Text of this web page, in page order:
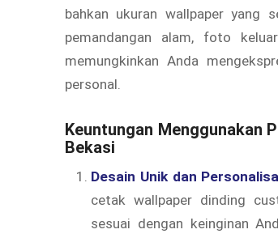
bahkan ukuran wallpaper yang
pemandangan alam, foto
memungkinkan Anda
personal.
Keuntungan Menggunakan
Bekasi
Desain Unik dan
cetak wallpaper dinding
sesuai dengan keinginan